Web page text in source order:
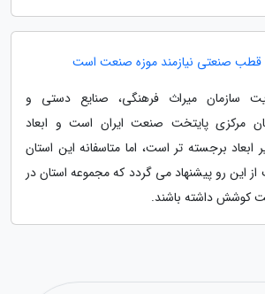
قطب صنعتی نیازمند موزه صنعت است
سازمان میراث فرهنگی، صنایع دستی و
مرکزی پایتخت صنعت ایران است و ابعاد
برجسته تر است، اما متاسفانه این استان
این رو پیشنهاد می گردد که مجموعه استان در
کوشش داشته باشند.